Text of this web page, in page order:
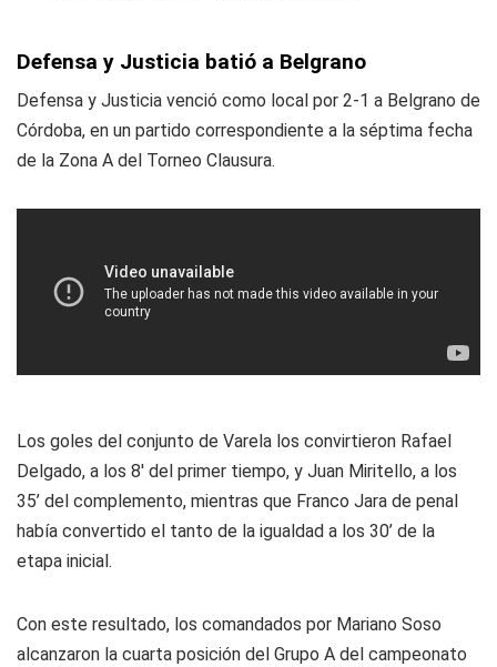
Defensa y Justicia batió a Belgrano
Defensa y Justicia venció como local por 2-1 a Belgrano de
Córdoba, en un partido correspondiente a la séptima fecha
de la Zona A del Torneo Clausura.
Los goles del conjunto de Varela los convirtieron Rafael
Delgado, a los 8' del primer tiempo, y Juan Miritello, a los
35’ del complemento, mientras que Franco Jara de penal
había convertido el tanto de la igualdad a los 30’ de la
etapa inicial.
Con este resultado, los comandados por Mariano Soso
alcanzaron la cuarta posición del Grupo A del campeonato